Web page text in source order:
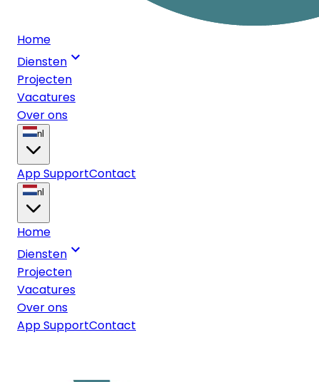
Home
Diensten
Projecten
Vacatures
Over ons
nl
App SupportContact
nl
Home
Diensten
Projecten
Vacatures
Over ons
App SupportContact